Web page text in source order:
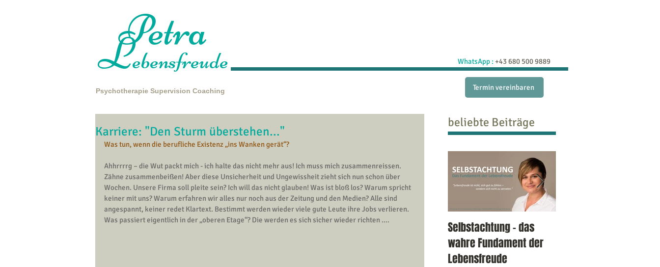
WhatsApp : +43 680 500 9889
Petra
Lebensfreude
Psychotherapie Supervision Coaching Termin vereinbaren
Karriere: "Den Sturm überstehen..."
Was tun, wenn die berufliche Existenz „ins Wanken gerät“?
Ahhrrrrg – die Wut packt mich - ich halte das nicht mehr aus! Ich muss mich zusammenreissen.
Zähne zusammenbeißen! Aber diese Unsicherheit und Ungewissheit zieht sich nun schon über
Wochen. Unsere Firma soll pleite sein? Ich will das nicht glauben! Was ist bloß los? Warum spricht
keiner mit uns? Warum erfahren wir alles nur noch aus der Zeitung und den Medien? Alle sind
angespannt, keiner redet Klartext. Bestimmt werden wieder viele gute Leute ihre Jobs verlieren.
Was passiert eigentlich in der „oberen Etage“? Die werden es sich sicher wieder richten ....
beliebte Beiträge
Selbstachtung - das
wahre Fundament der
Lebensfreude